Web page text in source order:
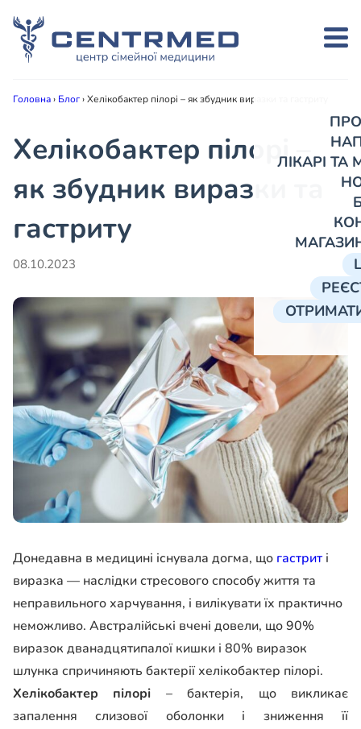
ЛІКАРІ
Головна› Блог›Хелікобактер пілорі – як збудник виразки та гастриту
Хелікобактер пілорі –
як збудник виразки та
гастриту
08.10.2023
Донедавна в медицині існувала догма, що гастриті
виразка — наслідки стресового способу життя та
неправильного харчування, і вилікувати їх практично
неможливо. Австралійські вчені довели, що 90%
виразок дванадцятипалої кишки і 80% виразок
шлунка спричиняють бактерії хелікобактер пілорі.
Хелікобактер пілорі – бактерія, що викликає
запалення слизової оболонки і зниження її